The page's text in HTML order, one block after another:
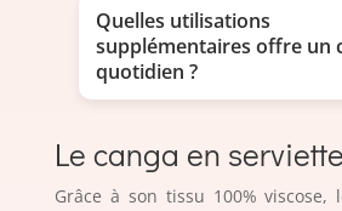
Quelles utilisations
supplémentaires offre un
quotidien ?
Le canga en
Grâce à son tissu 100% viscose,